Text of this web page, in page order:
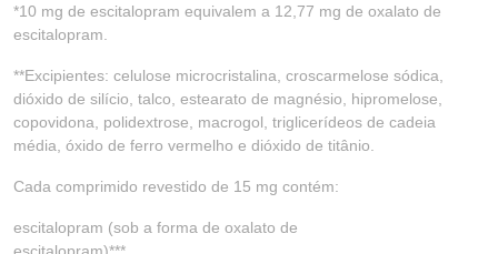
*10 mg de escitalopram equivalem a 12,77 mg de oxalato de
escitalopram.
**Excipientes: celulose microcristalina, croscarmelose sódica,
dióxido de silício, talco, estearato de magnésio, hipromelose,
copovidona, polidextrose, macrogol, triglicerídeos de cadeia
média, óxido de ferro vermelho e dióxido de titânio.
Cada comprimido revestido de 15 mg contém:
escitalopram (sob a forma de oxalato de